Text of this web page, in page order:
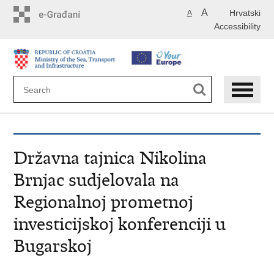
Hrvatski
A A
Accessibility
Državna tajnica Nikolina
Brnjac sudjelovala na
Regionalnoj prometnoj
investicijskoj konferenciji u
Bugarskoj